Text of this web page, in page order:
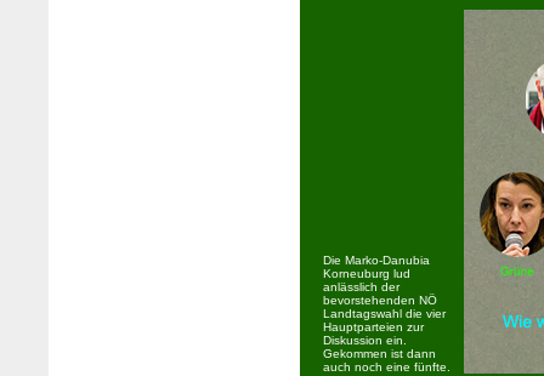
Die Marko-Danubia
Korneuburg lud
anlässlich der
bevorstehenden NÖ
Landtagswahl die vier
Hauptparteien zur
Diskussion ein.
Gekommen ist dann
auch noch eine fünfte.